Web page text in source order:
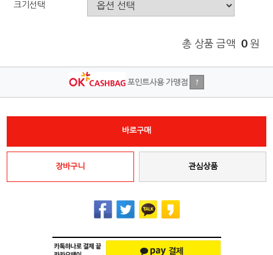
크기선택
총 상품 금액 0 원
포인트사용 가맹점 ?
바로구매
장바구니 관심상품